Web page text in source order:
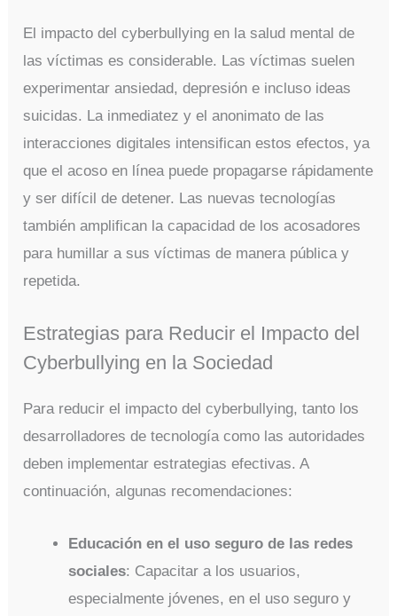
El impacto del cyberbullying en la salud mental de
las víctimas es considerable. Las víctimas suelen
experimentar ansiedad, depresión e incluso ideas
suicidas. La inmediatez y el anonimato de las
interacciones digitales intensifican estos efectos, ya
que el acoso en línea puede propagarse rápidamente
y ser difícil de detener. Las nuevas tecnologías
también amplifican la capacidad de los acosadores
para humillar a sus víctimas de manera pública y
repetida.
Estrategias para Reducir el Impacto del
Cyberbullying en la Sociedad
Para reducir el impacto del cyberbullying, tanto los
desarrolladores de tecnología como las autoridades
deben implementar estrategias efectivas. A
continuación, algunas recomendaciones:
Educación en el uso seguro de las redes
sociales: Capacitar a los usuarios,
especialmente jóvenes, en el uso seguro y